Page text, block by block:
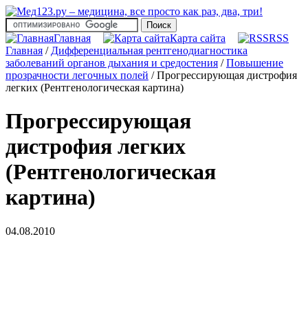
Главная Карта сайта
RSS
Главная / Дифференциальная рентгенодиагностика
заболеваний органов дыхания и средостения /Повышение
прозрачности легочных полей /Прогрессирующая дистрофия
легких (Рентгенологическая картина)
Прогрессирующая
дистрофия легких
(Рентгенологическая
картина)
04.08.2010